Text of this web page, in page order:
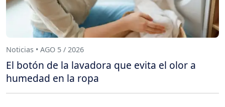
Noticias • AGO 5 / 2026
El botón de la lavadora que evita el olor a
humedad en la ropa